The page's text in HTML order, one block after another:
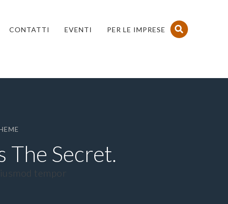
CONTATTI EVENTI PER LE IMPRESE
The Secret.
tempor